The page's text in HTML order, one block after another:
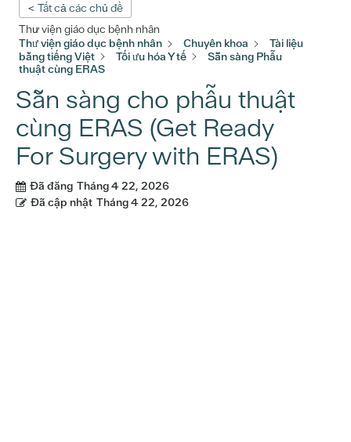
< Tất cả các chủ đề
Thư viện giáo dục bệnh nhân
Thư viện giáo dục bệnh nhân
Chuyên khoa
Tài liệu
bằng tiếng Việt
Tối ưu hóa Y tế
Sẵn sàng Phẫu
thuật cùng ERAS
Sẵn sàng cho phẫu thuật
cùng ERAS (Get Ready
For Surgery with ERAS)
Đã đăng Tháng 4 22, 2026
Đã cập nhật Tháng 4 22, 2026